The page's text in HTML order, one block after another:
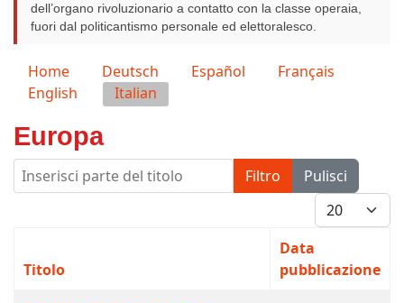
dell’organo rivoluzionario a contatto con la classe operaia,
fuori dal politicantismo personale ed elettoralesco.
Seleziona la tua lingua
Home Deutsch Español
Français
English
Italian
Europa
Inserisci parte del titolo Filtro
Pulisci
Visualizza #
Titolo
Data
pubblicazione